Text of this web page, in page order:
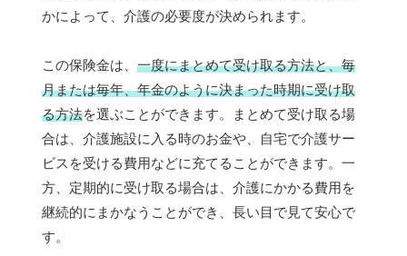
かによって、介護の必要度が決められます。
この保険金は、 一度にまとめて受け取る方法と、毎
月または毎年、年金のように決まった時期に受け取
る方法を選ぶことができます。まとめて受け取る場
合は、介護施設に入る時のお金や、自宅で介護サー
ビスを受ける費用などに充てることができます。一
方、定期的に受け取る場合は、介護にかかる費用を
継続的にまかなうことができ、長い目で見て安心で
す。